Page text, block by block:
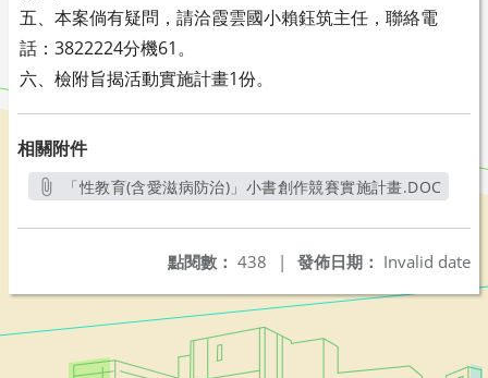
五、本案倘有疑問，請洽霞雲國小賴鈺筑主任，聯絡電
話： 3822224分機61。
六、檢附旨揭活動實施計畫1份。
相關附件
「性教育(含愛滋病防治)」小書創作競賽實施計畫.DOC
發佈日期： Invalid date
點閱數： 438 |